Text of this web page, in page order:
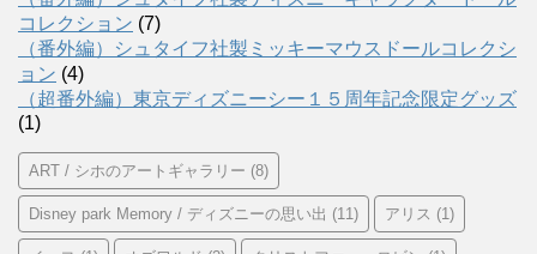
コレクション (7)
（番外編）シュタイフ社製ミッキーマウスドールコレクシ
ョン (4)
（超番外編）東京ディズニーシー１５周年記念限定グッズ
(1)
ART / シホのアートギャラリー (8)
Disney park Memory / ディズニーの思い出 (11) アリス (1)